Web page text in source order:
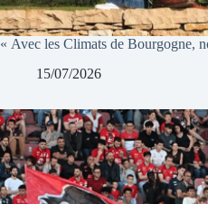
« Avec les Climats de Bourgogne,
15/07/2026